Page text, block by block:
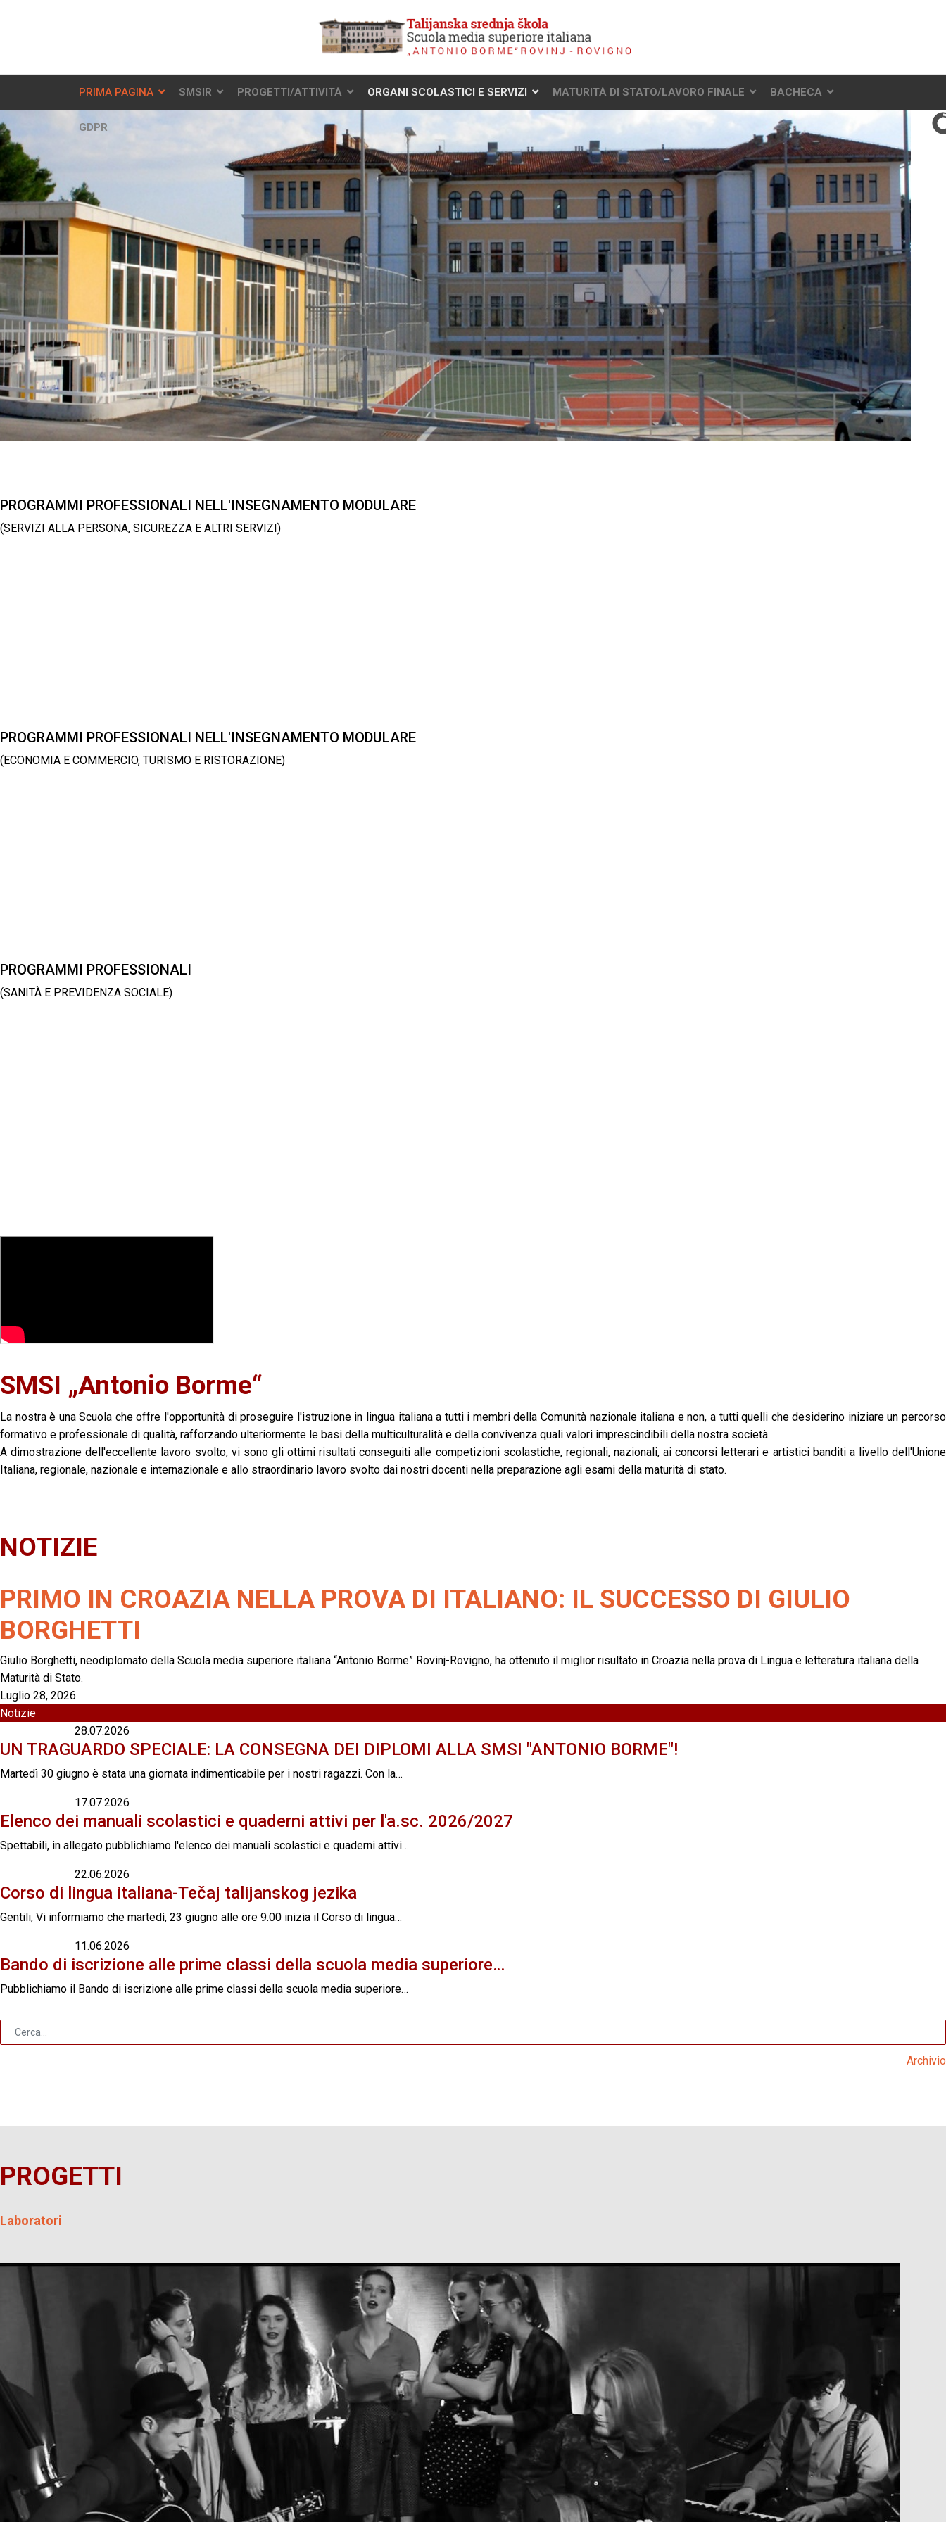
PRIMA PAGINA SMSIR PROGETTI/ATTIVITÀ ORGANI SCOLASTICI E SERVIZI MATURITÀ DI STATO/LAVORO FINALE BACHECA
GDPR
PROGRAMMI LICEALI
LEGGI TUTTO
PROGRAMMI PROFESSIONALI NELL'INSEGNAMENTO MODULARE
(SERVIZI ALLA PERSONA, SICUREZZA E ALTRI SERVIZI)
PROGRAMMI PROFESSIONALI NELL'INSEGNAMENTO MODULARE
(ECONOMIA E COMMERCIO, TURISMO E RISTORAZIONE)
PROGRAMMI PROFESSIONALI
(SANITÀ E PREVIDENZA SOCIALE)
SMSI „Antonio Borme“
La nostra è una Scuola che offre l'opportunità di proseguire l'istruzione in lingua italiana a tutti i membri della Comunità nazionale italiana e non, a tutti quelli che desiderino iniziare un percorso
formativo e professionale di qualità, rafforzando ulteriormente le basi della multiculturalità e della convivenza quali valori imprescindibili della nostra società.
A dimostrazione dell'eccellente lavoro svolto, vi sono gli ottimi risultati conseguiti alle competizioni scolastiche, regionali, nazionali, ai concorsi letterari e artistici banditi a livello dell'Unione
Italiana, regionale, nazionale e internazionale e allo straordinario lavoro svolto dai nostri docenti nella preparazione agli esami della maturità di stato.
NOTIZIE
PRIMO IN CROAZIA NELLA PROVA DI ITALIANO: IL SUCCESSO DI GIULIO
BORGHETTI
Giulio Borghetti, neodiplomato della Scuola media superiore italiana “Antonio Borme” Rovinj-Rovigno, ha ottenuto il miglior risultato in Croazia nella prova di Lingua e letteratura italiana della
Maturità di Stato.
Luglio 28, 2026
Notizie
28.07.2026
UN TRAGUARDO SPECIALE: LA CONSEGNA DEI DIPLOMI ALLA SMSI "ANTONIO BORME"!
Martedì 30 giugno è stata una giornata indimenticabile per i nostri ragazzi. Con la…
17.07.2026
Elenco dei manuali scolastici e quaderni attivi per l'a.sc. 2026/2027
Spettabili, in allegato pubblichiamo l'elenco dei manuali scolastici e quaderni attivi…
22.06.2026
Corso di lingua italiana-Tečaj talijanskog jezika
Gentili, Vi informiamo che martedì, 23 giugno alle ore 9.00 inizia il Corso di lingua…
11.06.2026
Bando di iscrizione alle prime classi della scuola media superiore…
Pubblichiamo il Bando di iscrizione alle prime classi della scuola media superiore…
Archivio
PROGETTI
Laboratori